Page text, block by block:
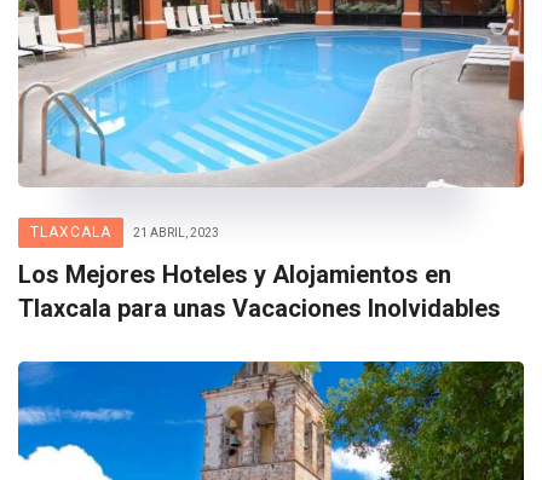
TLAXCALA 21 ABRIL, 2023
Los Mejores Hoteles y Alojamientos en
Tlaxcala para unas Vacaciones Inolvidables